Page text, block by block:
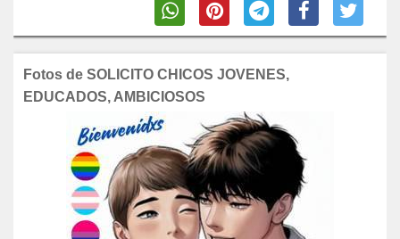
Fotos de SOLICITO CHICOS JOVENES,
EDUCADOS, AMBICIOSOS